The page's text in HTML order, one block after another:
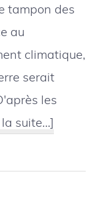
tampon des
au
climatique,
serait
les
suite…]